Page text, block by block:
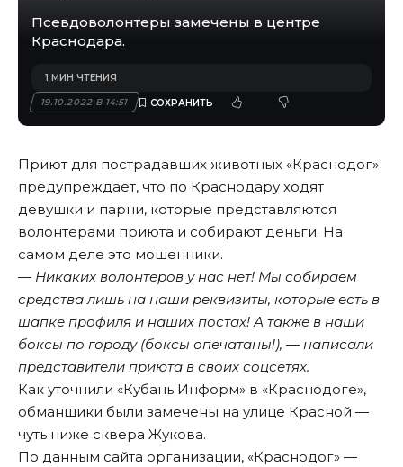
Псевдоволонтеры замечены в центре
Краснодара.
19.10.2022 В 14:51
1 МИН ЧТЕНИЯ
Приют для пострадавших животных «Краснодог»
предупреждает, что по Краснодару ходят
девушки и парни, которые представляются
волонтерами приюта и собирают деньги. На
самом деле это мошенники.
— Никаких волонтеров у нас нет! Мы собираем
средства лишь на наши реквизиты, которые есть в
шапке профиля и наших постах! А также в наши
боксы по городу (боксы опечатаны!), — написали
представители приюта в своих соцсетях.
Как уточнили «Кубань Информ» в «Краснодоге»,
обманщики были замечены на улице Красной —
чуть ниже сквера Жукова.
По данным сайта организации, «Краснодог» —